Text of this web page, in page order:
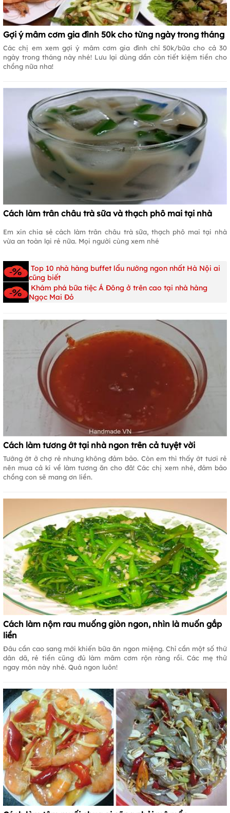
Gợi ý mâm cơm gia đình 50k cho từng ngày trong tháng
Các chị em xem gợi ý mâm cơm gia đình chỉ 50k/bữa cho cả 30
ngày trong tháng này nhé! Lưu lại dùng dần còn tiết kiệm tiền cho
chồng nữa nha!
Cách làm trân châu trà sữa và thạch phô mai tại nhà
Em xin chia sẻ cách làm trân châu trà sữa, thạch phô mai tại nhà
vừa an toàn lại rẻ nữa. Mọi người cùng xem nhé
Top 10 nhà hàng buffet lẩu nướng ngon nhất Hà Nội ai
cũng biết
Khám phá bữa tiệc Á Đông ở trên cao tại nhà hàng
Ngọc Mai Đỏ
Cách làm tương ớt tại nhà ngon trên cả tuyệt vời
Tướng ớt ở chợ rẻ nhưng không đảm bảo. Còn em thì thấy ớt tươi rẻ
nên mua cả kí về làm tương ăn cho đã! Các chị xem nhé, đảm bảo
chồng con sẽ mang ơn liền.
Cách làm nộm rau muống giòn ngon, nhìn là muốn gắp
liền
Đâu cần cao sang mới khiến bữa ăn ngon miệng. Chỉ cần một số thứ
dân dã, rẻ tiền cũng đủ làm mâm cơm rộn ràng rồi. Các mẹ thử
ngay món này nhé. Quá ngon luôn!